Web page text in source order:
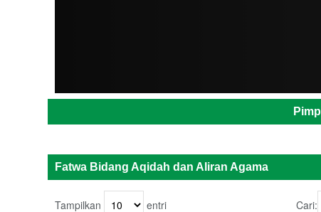
Fatwa Bidang Aqidah dan Aliran Agama
Tampilkan entri Cari: